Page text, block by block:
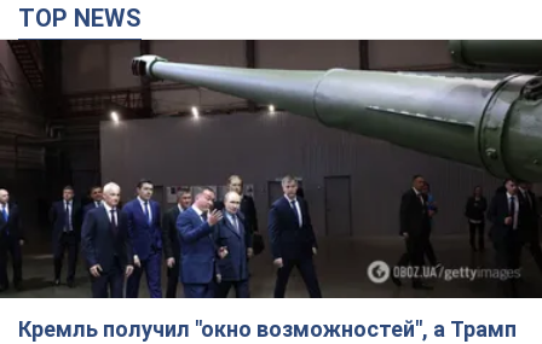
TOP NEWS
Кремль получил "окно возможностей", а Трамп